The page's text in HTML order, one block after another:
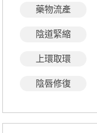
藥物流產
陰道緊縮
上環取環
陰唇修復